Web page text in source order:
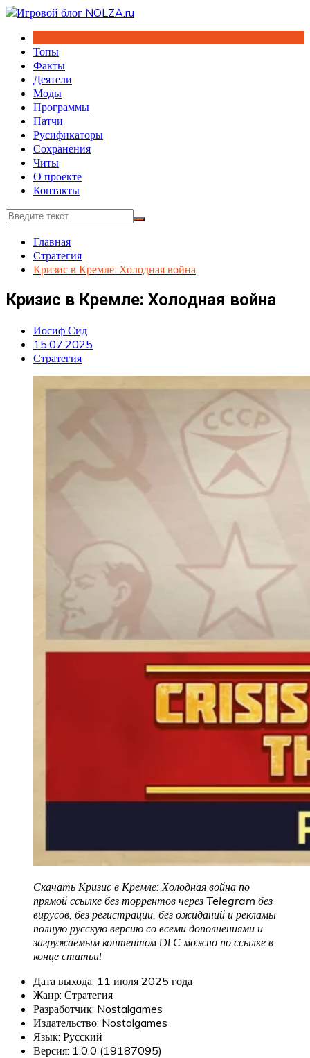
Перейти
содержимому
Топы
Факты
Деятели
Моды
Программы
Патчи
Русификаторы
Сохранения
Читы
О проекте
Контакты
Главная
Стратегия
Кризис в Кремле: Холодная война
Кризис в Кремле: Холодная война
Иосиф Сид
15.07.2025
Стратегия
Скачать Кризис в Кремле: Холодная война по
прямой ссылке без торрентов через Telegram без
вирусов, без регистрации, без ожиданий и рекламы
полную русскую версию со всеми дополнениями и
загружаемым контентом DLC можно по ссылке в
конце статьи!
Дата выхода: 11 июля 2025 года
Жанр: Стратегия
Разработчик: Nostalgames
Издательство: Nostalgames
Язык: Русский
Версия: 1.0.0 (19187095)